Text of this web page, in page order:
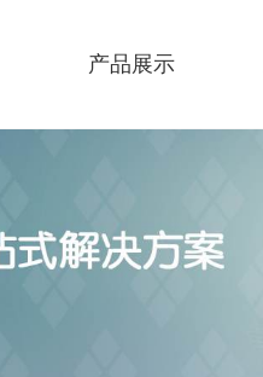
产品展示